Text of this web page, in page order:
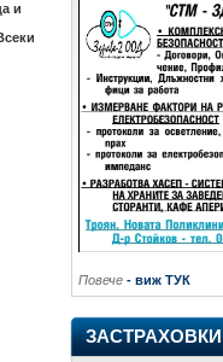
и
Повече - виж ТУК
ЗАСТРАХОВКИ